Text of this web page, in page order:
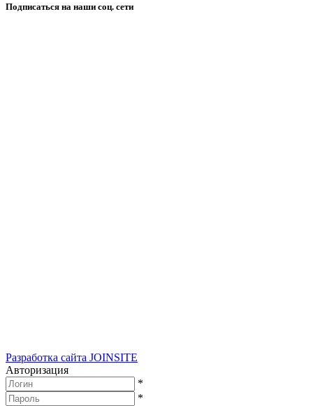
Подписаться на наши соц. сети
Разработка сайта JOINSITE
Авторизация
*
*